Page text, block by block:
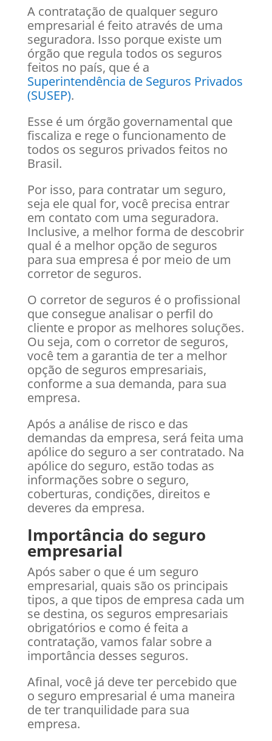
A contratação de qualquer seguro
empresarial é feito através de uma
seguradora. Isso porque existe um
órgão que regula todos os seguros
feitos no país, que é a
Superintendência de Seguros Privados
(SUSEP).
Esse é um órgão governamental que
fiscaliza e rege o funcionamento de
todos os seguros privados feitos no
Brasil.
Por isso, para contratar um seguro,
seja ele qual for, você precisa entrar
em contato com uma seguradora.
Inclusive, a melhor forma de descobrir
qual é a melhor opção de seguros
para sua empresa é por meio de um
corretor de seguros.
O corretor de seguros é o profissional
que consegue analisar o perfil do
cliente e propor as melhores soluções.
Ou seja, com o corretor de seguros,
você tem a garantia de ter a melhor
opção de seguros empresariais,
conforme a sua demanda, para sua
empresa.
Após a análise de risco e das
demandas da empresa, será feita uma
apólice do seguro a ser contratado. Na
apólice do seguro, estão todas as
informações sobre o seguro,
coberturas, condições, direitos e
deveres da empresa.
Importância do seguro
empresarial
Após saber o que é um seguro
empresarial, quais são os principais
tipos, a que tipos de empresa cada um
se destina, os seguros empresariais
obrigatórios e como é feita a
contratação, vamos falar sobre a
importância desses seguros.
Afinal, você já deve ter percebido que
o seguro empresarial é uma maneira
de ter tranquilidade para sua
empresa.